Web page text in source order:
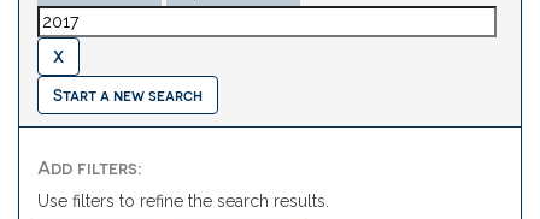
Start a new search
Add filters:
Use filters to refine the search results.